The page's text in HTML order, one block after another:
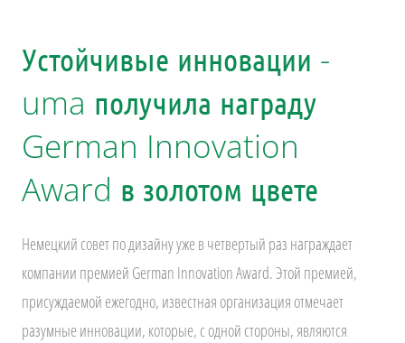
Устойчивые инновации -
uma получила награду
German Innovation
Award в золотом цвете
Немецкий совет по дизайну уже в четвертый раз награждает
компании премией German Innovation Award. Этой премией,
присуждаемой ежегодно, известная организация отмечает
разумные инновации, которые, с одной стороны, являются